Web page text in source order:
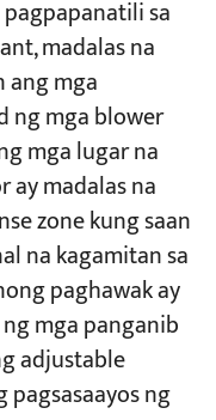
sa
madalas na
ang mga
ng mga blower
mga lugar na
madalas na
zone kung saan
na kagamitan sa
paghawak ay
mga panganib
adjustable
pagsasaayos ng